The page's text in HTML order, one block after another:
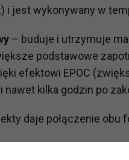
i jest wykonywany w
– buduje i utrzymuje
podstawowe
efektowi EPOC
nawet kilka godzin po
daje połączenie obu